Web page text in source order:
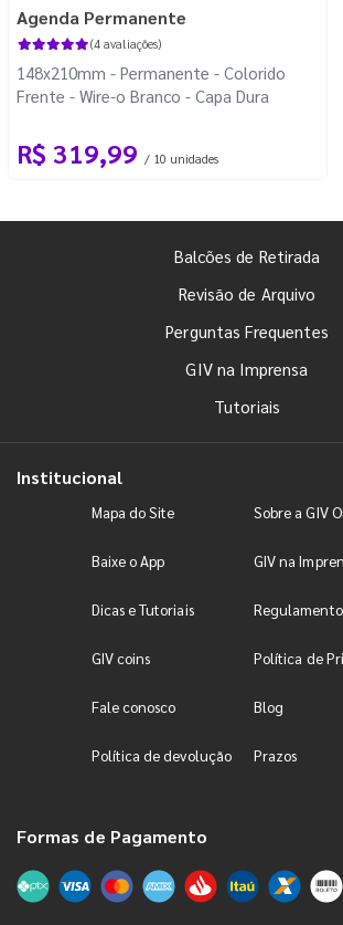
Agenda Permanente
(4 avaliações)
148x210mm - Permanente - Colorido
Frente - Wire-o Branco - Capa Dura
R$ 319,99 / 10 unidades
Balcões de Retirada
Revisão de Arquivo
Perguntas Frequentes
GIV na Imprensa
Tutoriais
Institucional
Mapa do Site Sobre a GIV
Baixe o App GIV na
Dicas e Tutoriais Regulamento
GIV coins Política de
Fale conosco Blog
Política de devolução Prazos
Formas de Pagamento